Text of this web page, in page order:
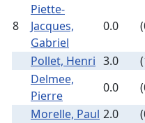
8
Piette-
Jacques,
Gabriel
0.0
Pollet, Henri 3.0
Delmee,
Pierre
0.0
Morelle, Paul 2.0